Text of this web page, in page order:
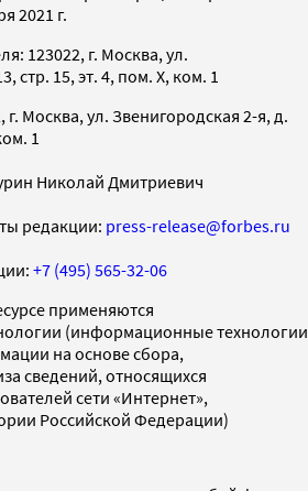
2021 г.
123022, г. Москва, ул.
стр. 15, эт. 4, пом. X, ком. 1
Москва, ул. Звенигородская 2-я, д.
1
Николай Дмитриевич
редакции: press-release@forbes.ru
+7 (495) 565-32-06
применяются
(информационные технологии
на основе сбора,
сведений, относящихся
сети «Интернет»,
Российской Федерации)